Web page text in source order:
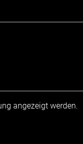
angezeigt werden.